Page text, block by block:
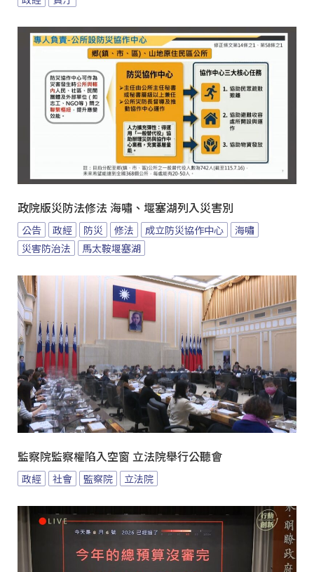
政院版災防法修法 海嘯、堰塞湖列入災害別
公告 政經 防災 修法 成立防災協作中心
海嘯
災害防治法
馬太鞍堰塞湖
監察院監察權陷入空窗 立法院舉行公聽會
政經 社會 監察院 立法院